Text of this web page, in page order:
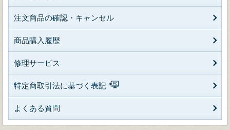
注文商品の確認・キャンセル
商品購入履歴
修理サービス
特定商取引法に基づく表記
よくある質問